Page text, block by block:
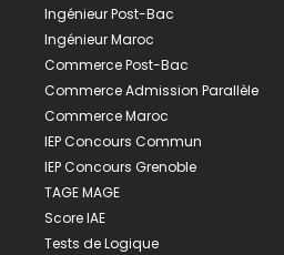
Ingénieur Post-Bac
Ingénieur Maroc
Commerce Post-Bac
Commerce Admission Parallèle
Commerce Maroc
IEP Concours Commun
IEP Concours Grenoble
TAGE MAGE
Score IAE
Tests de Logique